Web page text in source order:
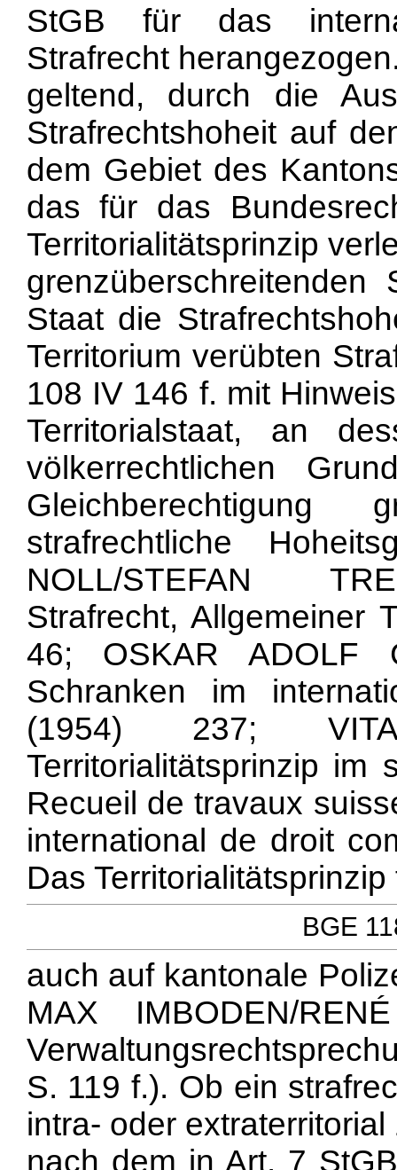
StGB für das
Strafrecht
geltend, durch die
Strafrechtshoheit auf
dem Gebiet des
das für das
Territorialitätsprinzip
Staat die
Territorium verübten
108 IV 146 f. mit
Territorialstaat, an
völkerrechtlichen
Gleichberechtigung
strafrechtliche
NOLL/STEFAN
Strafrecht, Allgemeiner
46; OSKAR ADOLF
Schranken im
(1954) 237;
Territorialitätsprinzip im
Recueil de travaux
international de droit
Das Territorialitätsprinzip
BGE
auch auf kantonale
MAX IMBODEN/
S. 119 f.). Ob ein
intra- oder
nach dem in Art. 7